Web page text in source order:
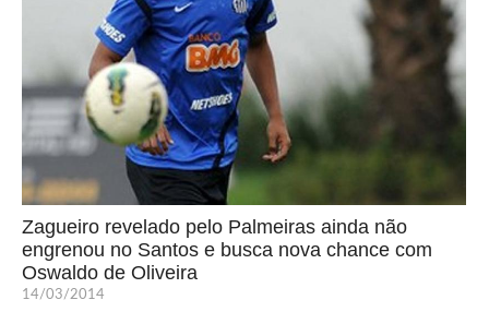
Zagueiro revelado pelo Palmeiras ainda não
engrenou no Santos e busca nova chance com
Oswaldo de Oliveira
14/03/2014